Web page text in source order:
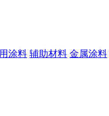
涂料 辅助材料 金属涂料